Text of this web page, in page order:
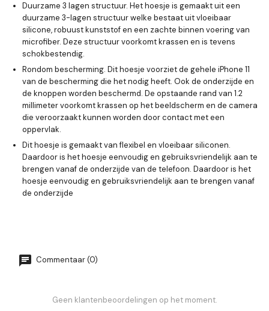
Duurzame 3 lagen structuur. Het hoesje is gemaakt uit een
duurzame 3-lagen structuur welke bestaat uit vloeibaar
silicone, robuust kunststof en een zachte binnen voering van
microfiber. Deze structuur voorkomt krassen en is tevens
schokbestendig.
Rondom bescherming. Dit hoesje voorziet de gehele iPhone 11
van de bescherming die het nodig heeft. Ook de onderzijde en
de knoppen worden beschermd. De opstaande rand van 1.2
millimeter voorkomt krassen op het beeldscherm en de camera
die veroorzaakt kunnen worden door contact met een
oppervlak.
Dit hoesje is gemaakt van flexibel en vloeibaar siliconen.
Daardoor is het hoesje eenvoudig en gebruiksvriendelijk aan te
brengen vanaf de onderzijde van de telefoon. Daardoor is het
hoesje eenvoudig en gebruiksvriendelijk aan te brengen vanaf
de onderzijde
Commentaar (0)
Geen klantenbeoordelingen op het moment.